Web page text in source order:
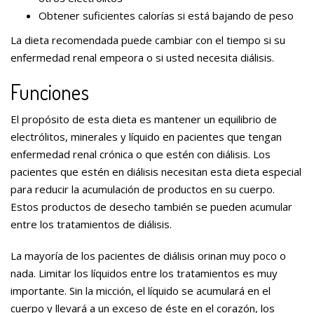
Obtener suficientes calorías si está bajando de peso
La dieta recomendada puede cambiar con el tiempo si su
enfermedad renal empeora o si usted necesita diálisis.
Funciones
El propósito de esta dieta es mantener un equilibrio de
electrólitos, minerales y líquido en pacientes que tengan
enfermedad renal crónica o que estén con diálisis. Los
pacientes que estén en diálisis necesitan esta dieta especial
para reducir la acumulación de productos en su cuerpo.
Estos productos de desecho también se pueden acumular
entre los tratamientos de diálisis.
La mayoría de los pacientes de diálisis orinan muy poco o
nada. Limitar los líquidos entre los tratamientos es muy
importante. Sin la micción, el líquido se acumulará en el
cuerpo y llevará a un exceso de éste en el corazón, los